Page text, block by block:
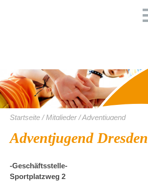
Adventjugend Dresden
-Geschäftsstelle-
Sportplatzweg 2
Startseite / Mitglieder / Adventjugend